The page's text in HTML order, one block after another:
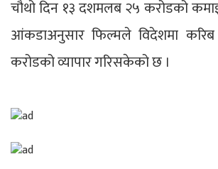
चौथो दिन १३ दशमलब २५ करोडको
आंकडाअनुसार फिल्मले विदेशमा
करोडको व्यापार गरिसकेको छ ।